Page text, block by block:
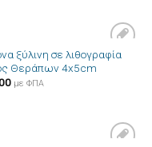
Πρόσθήκη
στην λίστα
ξύλινη σε λιθογραφία
Θεράπων 4x5cm
με ΦΠΑ